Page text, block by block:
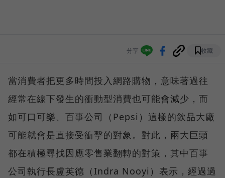
分享 收藏
當消費者把更多時間投入網路購物，意味著過往
經常在線下發生的衝動型消費也可能會減少，而
如可口可樂、百事公司（Pepsi）這樣的飲品大廠
可能就會是直接受衝擊的對象。對此，兩大巨頭
都在積極尋找因應零售業翻轉的對策，其中百事
公司執行長盧英德（Indra Nooyi）表示，經過過